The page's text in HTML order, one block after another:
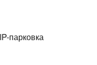
парковка